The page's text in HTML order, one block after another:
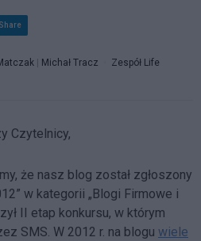
Share
| Michał Tracz
Zespół Life
Czytelnicy,
że nasz blog został zgłoszony
w kategorii „Blogi Firmowe i
II etap konkursu, w którym
SMS. W 2012 r. na blogu wiele